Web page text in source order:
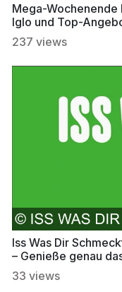
Mega-Wochenende
Iglo und Top-
237 views
Iss Was Dir
– Genieße genau
33 views